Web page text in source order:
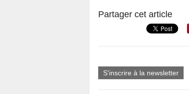
Partager cet article
S'inscrire à la newsletter